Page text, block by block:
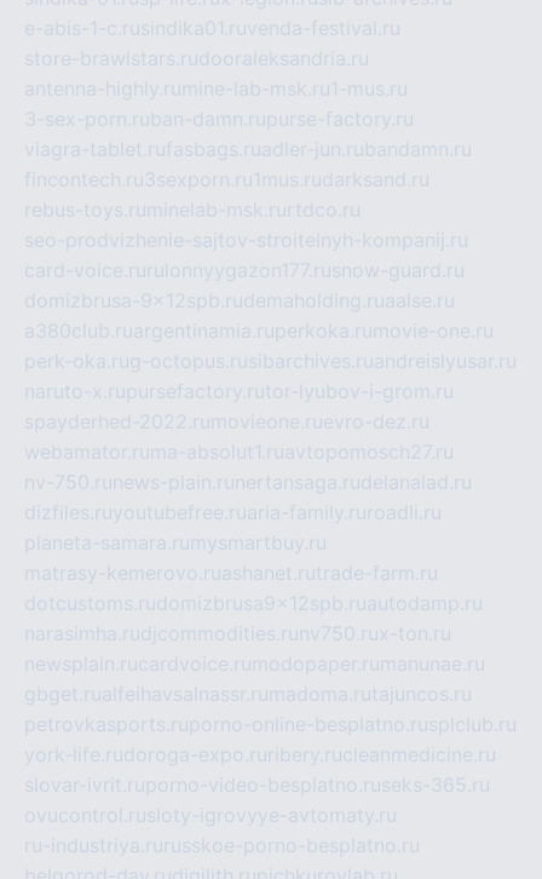
e-abis-1-c.rusindika01.ruvenda-festival.ru
store-brawlstars.rudooraleksandria.ru
antenna-highly.ru mine-lab-msk.ru1-mus.ru
3-sex-porn.ruban-damn.rupurse-factory.ru
viagra-tablet.rufasbags.ruadler-jun.rubandamn.ru
fincontech.ru3sexporn.ru1mus.rudarksand.ru
rebus-toys.ru minelab-msk.ru rtdco.ru
seo-prodvizhenie-sajtov-stroitelnyh-kompanij.ru
card-voice.ru rulonnyygazon177.rusnow-guard.ru
domizbrusa-9x12spb.rudemaholding.ruaalse.ru
a380club.ruargentinamia.ruperkoka.ru movie-one.ru
perk-oka.rug-octopus.rusibarchives.ruandreislyusar.ru
naruto-x.rupursefactory.rutor-lyubov-i-grom.ru
spayderhed-2022.ru movieone.ruevro-dez.ru
webamator.ru ma-absolut1.ruavtopomosch27.ru
nv-750.ru news-plain.ru nertansaga.rudelanalad.ru
dizfiles.ruyoutubefree.ruaria-family.ru roadli.ru
planeta-samara.ru mysmartbuy.ru
matrasy-kemerovo.ruashanet.rutrade-farm.ru
dotcustoms.rudomizbrusa9x12spb.ruautodamp.ru
narasimha.rudjcommodities.ru nv750.rux-ton.ru
newsplain.rucardvoice.ru modopaper.ru manunae.ru
gbget.rualfeihavsalnassr.ru madoma.rutajuncos.ru
petrovkasports.ruporno-online-besplatno.rusplclub.ru
york-life.rudoroga-expo.ru ribery.rucleanmedicine.ru
slovar-ivrit.ruporno-video-besplatno.ruseks-365.ru
ovucontrol.rusloty-igrovyye-avtomaty.ru
ru-industriya.ru russkoe-porno-besplatno.ru